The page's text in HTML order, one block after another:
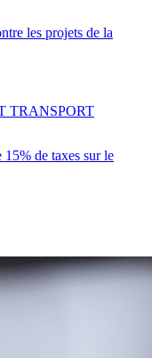
les projets de la
15% de taxes sur le
TRANSPORT